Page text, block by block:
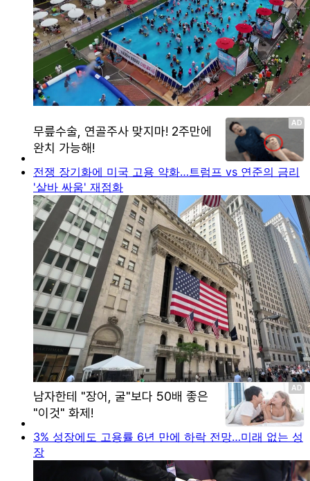
전쟁 장기화에 미국 고용 약화…트럼프 vs 연준의 금리
'샅바 싸움' 재점화
3% 성장에도 고용률 6년 만에 하락 전망…미래 없는 성
장